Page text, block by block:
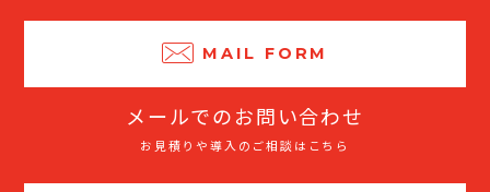
MAIL FORM
メールでのお問い合わせ
お見積りや導入のご相談はこちら